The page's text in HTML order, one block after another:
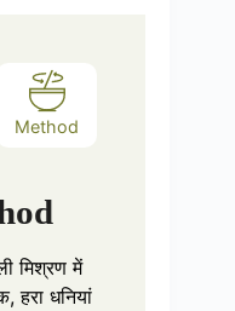
Method
मिश्रण में
हरा धनियां